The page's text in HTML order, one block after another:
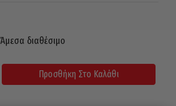
Άμεσα διαθέσιμο
Προσθήκη Στο Καλάθι